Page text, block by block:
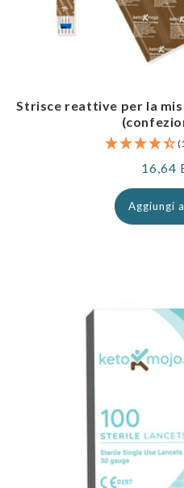
Strisce reattive per la
16,64
Aggiungi